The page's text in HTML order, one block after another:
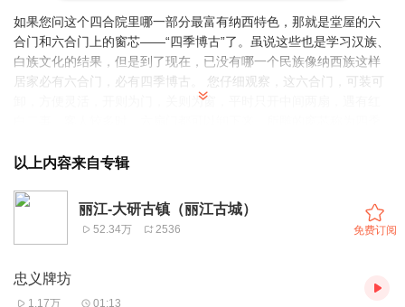
如果您问这个四合院里哪一部分最富有纳西特色，那就是堂屋的六
合门和六合门上的窗芯——“四季博古”了。虽说这些也是学习汉族、
白族文化的结果，但是到了现在，已没有哪一个民族像纳西族这样
居家必有六合门，必有四季博古。 您仔细观察，这六合门，可装可
卸，方便灵活，开则为门，关则为窗，平时只开中间两扇，遇有红
祥、福禄寿禧的美好意愿。您请看，这上面的构图有“松鹤同
何寓意。咱们继续看这六合门，雕着花草虫鱼，飞鸟走兽。这种门
的制作方式是门芯单独雕刻，刻好后上在门框架上，先刻中间两
扇，依次是两边四扇。这道门不同寻常的地方，在于它中间两扇雕
勾出图案线条，没有动工。这又是为什么呢？先卖个关子，请您继
续锁定链景旅行APP在线导游服务，稍后为您揭晓答案。
以上内容来自专辑
丽江-大研古镇（丽江古城）
52.34万 2536 免费订阅
忠义牌坊
1.17万 01:13